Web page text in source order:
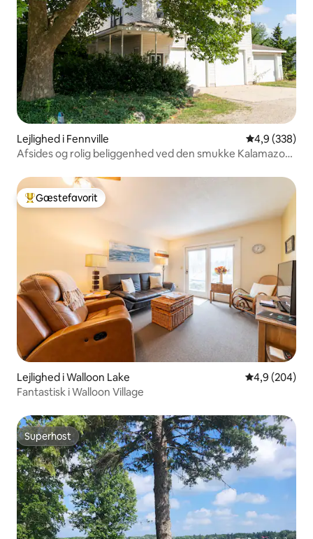
Lejlighed i Fennville 4,9 ud af 5 i
4,9 (338)
Afsides og rolig beliggenhed ved den smukke Kalamazoo
Bedste gæstefavorit
Gæstefavorit
Lejlighed i Walloon Lake 4,9 ud af 5 i
4,9 (204)
Fantastisk i Walloon Village
Superhost
Superhost